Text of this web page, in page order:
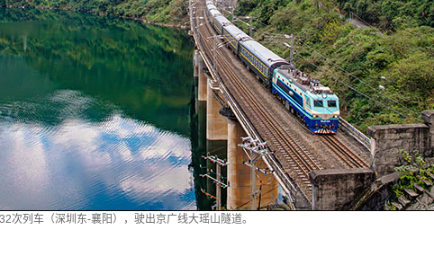
次列车（深圳东-襄阳），驶出京广线大瑶山隧道。